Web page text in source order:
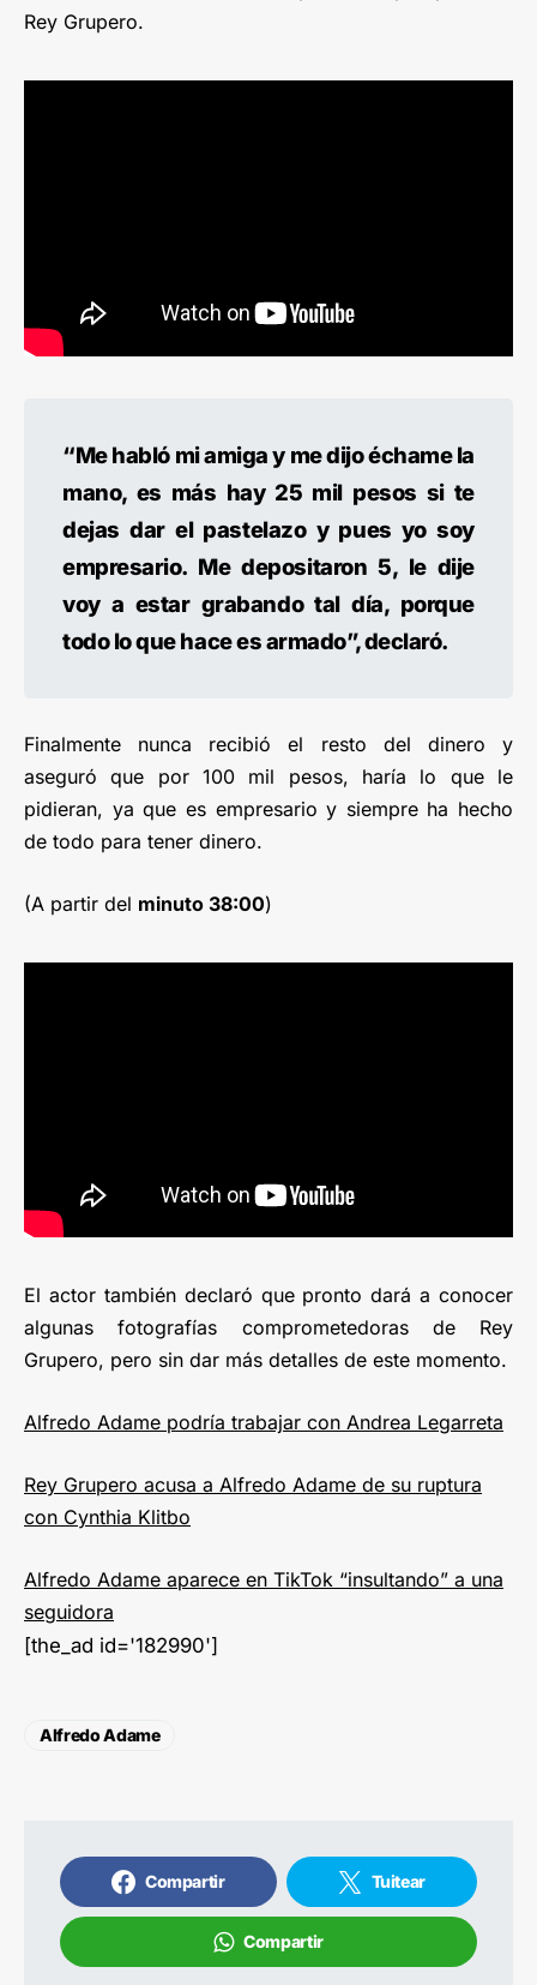
Rey Grupero.
“Me habló mi amiga y me dijo échame la
mano, es más hay 25 mil pesos si te
dejas dar el pastelazo y pues yo soy
empresario. Me depositaron 5, le dije
voy a estar grabando tal día, porque
todo lo que hace es armado”, declaró.
Finalmente nunca recibió el resto del dinero y
aseguró que por 100 mil pesos, haría lo que le
pidieran, ya que es empresario y siempre ha hecho
de todo para tener dinero.
(A partir del minuto 38:00)
El actor también declaró que pronto dará a conocer
algunas fotografías comprometedoras de Rey
Grupero, pero sin dar más detalles de este momento.
Alfredo Adame podría trabajar con Andrea Legarreta
Rey Grupero acusa a Alfredo Adame de su ruptura
con Cynthia Klitbo
Alfredo Adame aparece en TikTok “insultando” a una
seguidora
[the_ad id='182990']
Alfredo Adame
Compartir Tuitear
Compartir